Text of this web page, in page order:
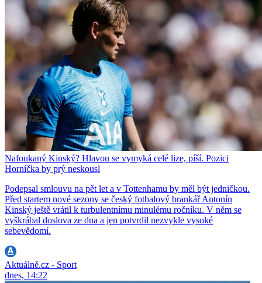
Nafoukaný Kinský? Hlavou se vymyká celé lize, píší. Pozici
Horníčka by prý neskousl
Podepsal smlouvu na pět let a v Tottenhamu by měl být jedničkou.
Před startem nové sezony se český fotbalový brankář Antonín
Kinský ještě vrátil k turbulentnímu minulému ročníku. V něm se
vyškrábal doslova ze dna a jen potvrdil nezvykle vysoké
sebevědomí.
Aktuálně.cz - Sport
dnes, 14:22